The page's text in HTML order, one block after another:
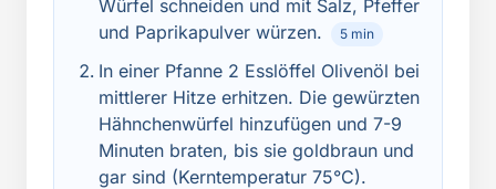
Würfel schneiden und mit Salz, Pfeffer
und Paprikapulver würzen.
5 min
In einer Pfanne 2 Esslöffel Olivenöl bei
mittlerer Hitze erhitzen. Die gewürzten
Hähnchenwürfel hinzufügen und 7-9
Minuten braten, bis sie goldbraun und
gar sind (Kerntemperatur 75°C).